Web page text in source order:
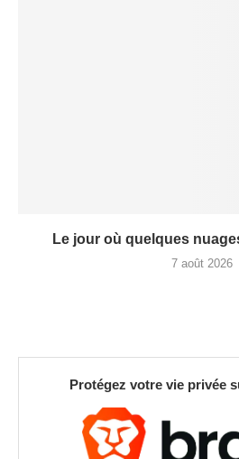
Le jour où quelques
7 août 2026
Protégez votre vie privée